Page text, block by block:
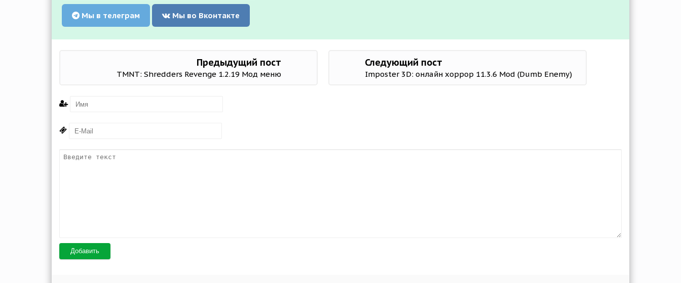
Мы в телеграм Мы во Вконтакте
Предыдущий пост
TMNT: Shredders Revenge 1.2.19 Мод меню
Следующий пост
Imposter 3D: онлайн хоррор 11.3.6 Mod (Dumb Enemy)
Добавить